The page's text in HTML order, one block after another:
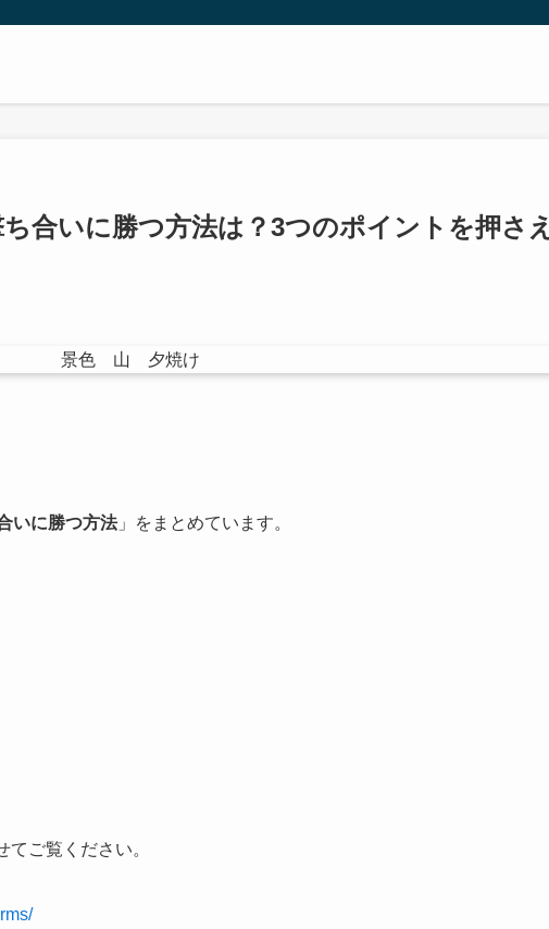
ち合いに勝つ方法は？3つのポイントを押さえ
いに勝つ方法」をまとめています。
ご覧ください。